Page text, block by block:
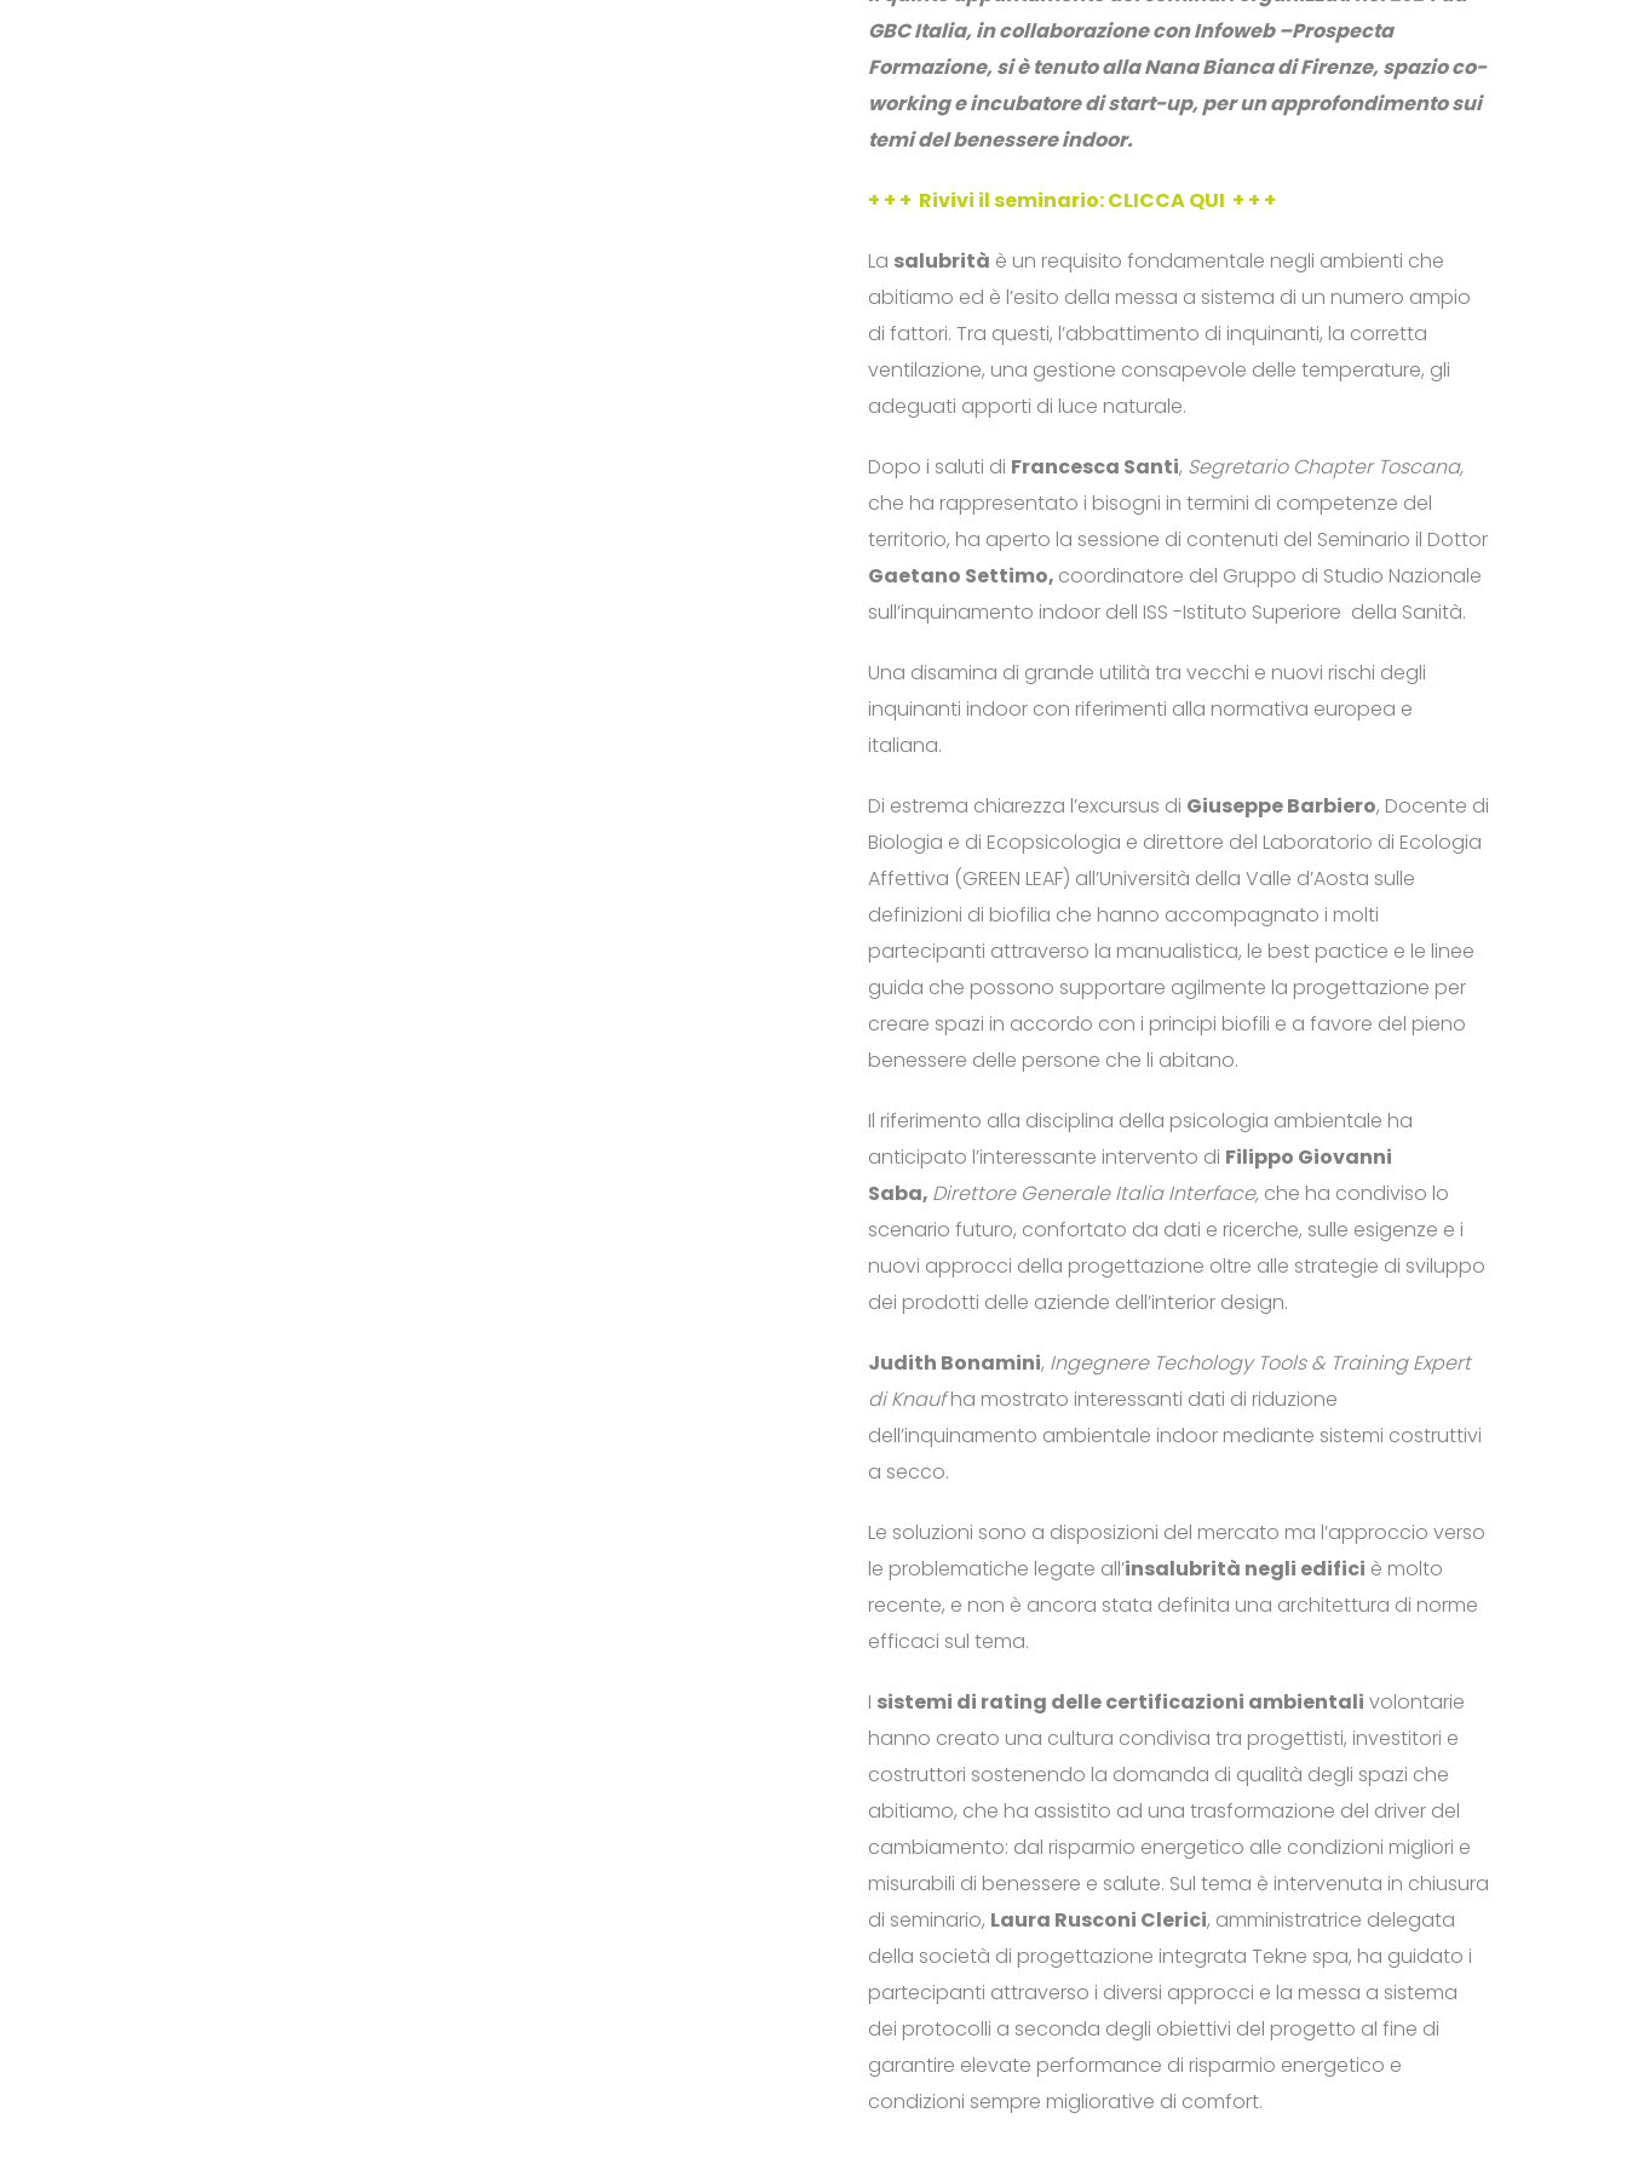
GBC Italia, in collaborazione con Infoweb –Prospecta
Formazione, si è tenuto alla Nana Bianca di Firenze, spazio co-
working e incubatore di start-up, per un approfondimento sui
temi del benessere indoor.
+ + + Rivivi il seminario:CLICCA QUI + + +
La salubrità è un requisito fondamentale negli ambienti che
abitiamo ed è l’esito della messa a sistema di un numero ampio
di fattori. Tra questi, l’abbattimento di inquinanti, la corretta
ventilazione, una gestione consapevole delle temperature, gli
adeguati apporti di luce naturale.
Dopo i saluti di Francesca Santi, Segretario Chapter Toscana,
che ha rappresentato i bisogni in termini di competenze del
territorio, ha aperto la sessione di contenuti del Seminario il Dottor
Gaetano Settimo, coordinatore del Gruppo di Studio Nazionale
sull’inquinamento indoor dell ISS -Istituto Superiore della Sanità.
Una disamina di grande utilità tra vecchi e nuovi rischi degli
inquinanti indoor con riferimenti alla normativa europea e
italiana.
Di estrema chiarezza l’excursus di Giuseppe Barbiero, Docente di
Biologia e di Ecopsicologia e direttore del Laboratorio di Ecologia
Affettiva (GREEN LEAF) all’Università della Valle d’Aosta sulle
definizioni di biofilia che hanno accompagnato i molti
partecipanti attraverso la manualistica, le best pactice e le linee
guida che possono supportare agilmente la progettazione per
creare spazi in accordo con i principi biofili e a favore del pieno
benessere delle persone che li abitano.
Il riferimento alla disciplina della psicologia ambientale ha
anticipato l’interessante intervento di Filippo Giovanni
Saba, Direttore Generale Italia Interface, che ha condiviso lo
scenario futuro, confortato da dati e ricerche, sulle esigenze e i
nuovi approcci della progettazione oltre alle strategie di sviluppo
dei prodotti delle aziende dell’interior design.
Judith Bonamini, Ingegnere Techology Tools & Training Expert
di Knaufha mostrato interessanti dati di riduzione
dell’inquinamento ambientale indoor mediante sistemi costruttivi
a secco.
Le soluzioni sono a disposizioni del mercato ma l’approccio verso
le problematiche legate all’insalubrità negli edifici è molto
recente, e non è ancora stata definita una architettura di norme
efficaci sul tema.
I sistemi di rating delle certificazioni ambientali volontarie
hanno creato una cultura condivisa tra progettisti, investitori e
costruttori sostenendo la domanda di qualità degli spazi che
abitiamo, che ha assistito ad una trasformazione del driver del
cambiamento: dal risparmio energetico alle condizioni migliori e
misurabili di benessere e salute. Sul tema è intervenuta in chiusura
di seminario, Laura Rusconi Clerici, amministratrice delegata
della società di progettazione integrata Tekne spa, ha guidato i
partecipanti attraverso i diversi approcci e la messa a sistema
dei protocolli a seconda degli obiettivi del progetto al fine di
garantire elevate performance di risparmio energetico e
condizioni sempre migliorative di comfort.